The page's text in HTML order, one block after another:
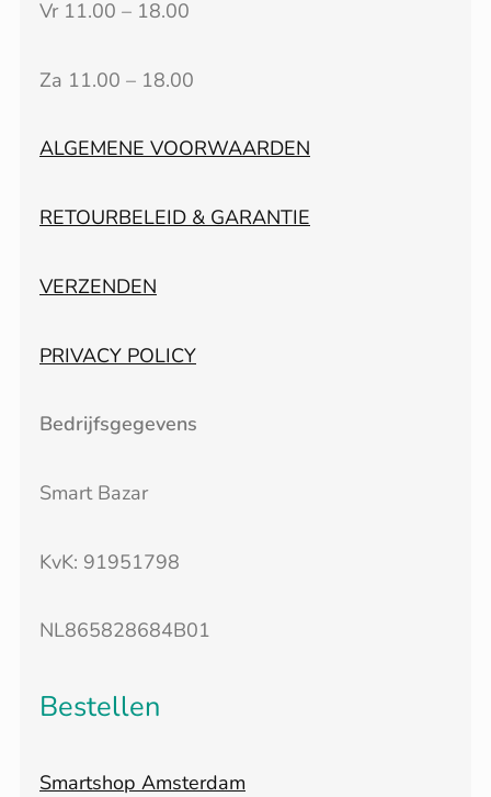
Vr 11.00 – 18.00
Za 11.00 – 18.00
ALGEMENE VOORWAARDEN
RETOURBELEID & GARANTIE
VERZENDEN
PRIVACY POLICY
Bedrijfsgegevens
Smart Bazar
KvK: 91951798
NL865828684B01
Bestellen
Smartshop Amsterdam